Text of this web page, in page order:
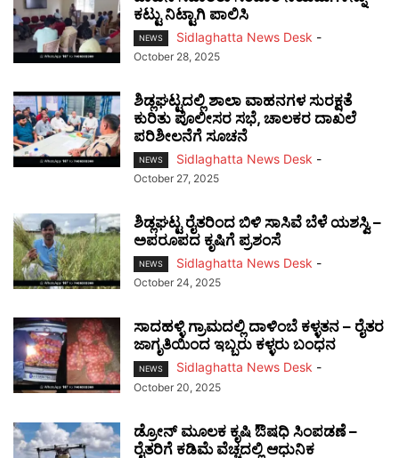
ಕಟ್ಟು ನಿಟ್ಟಾಗಿ ಪಾಲಿಸಿ
NEWS Sidlaghatta News Desk -
October 28, 2025
ಶಿಡ್ಲಘಟ್ಟದಲ್ಲಿ ಶಾಲಾ ವಾಹನಗಳ ಸುರಕ್ಷತೆ
ಕುರಿತು ಪೊಲೀಸರ ಸಭೆ, ಚಾಲಕರ ದಾಖಲೆ
ಪರಿಶೀಲನೆಗೆ ಸೂಚನೆ
NEWS Sidlaghatta News Desk -
October 27, 2025
ಶಿಡ್ಲಘಟ್ಟ ರೈತರಿಂದ ಬಿಳಿ ಸಾಸಿವೆ ಬೆಳೆ ಯಶಸ್ವಿ –
ಅಪರೂಪದ ಕೃಷಿಗೆ ಪ್ರಶಂಸೆ
NEWS Sidlaghatta News Desk -
October 24, 2025
ಸಾದಹಳ್ಳಿ ಗ್ರಾಮದಲ್ಲಿ ದಾಳಿಂಬೆ ಕಳ್ಳತನ – ರೈತರ
ಜಾಗೃತಿಯಿಂದ ಇಬ್ಬರು ಕಳ್ಳರು ಬಂಧನ
NEWS Sidlaghatta News Desk -
October 20, 2025
ಡ್ರೋನ್ ಮೂಲಕ ಕೃಷಿ ಔಷಧಿ ಸಿಂಪಡಣೆ –
ರೈತರಿಗೆ ಕಡಿಮೆ ವೆಚ್ಚದಲ್ಲಿ ಆಧುನಿಕ